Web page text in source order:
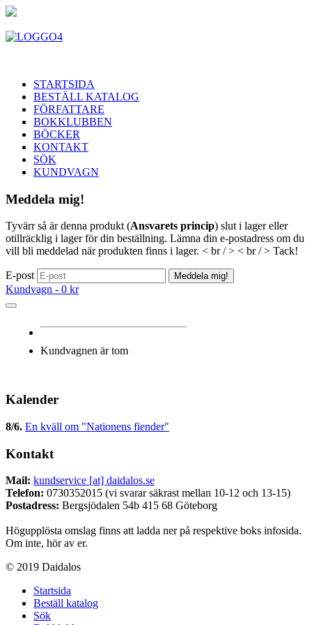
STARTSIDA
BESTÄLL KATALOG
FÖRFATTARE
BOKKLUBBEN
BÖCKER
KONTAKT
SÖK
KUNDVAGN
Meddela mig!
Tyvärr så är denna produkt (Ansvarets princip) slut i lager eller
otillräcklig i lager för din beställning. Lämna din e-postadress om du
vill bli meddelad när produkten finns i lager. < br / > < br / > Tack!
E-post Meddela mig!
Kundvagn - 0 kr
Kundvagnen är tom
Kalender
8/6. En kväll om "Nationens fiender"
Kontakt
Mail: kundservice [at] daidalos.se
Telefon: 0730352015 (vi svarar säkrast mellan 10-12 och 13-15)
Postadress: Bergsjödalen 54b 415 68 Göteborg
Högupplösta omslag finns att ladda ner på respektive boks infosida.
Om inte, hör av er.
© 2019 Daidalos
Startsida
Beställ katalog
Sök